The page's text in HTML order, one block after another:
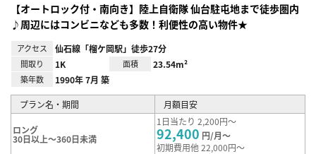
【オートロック付・南向き】陸上自衛隊 仙台駐屯地まで徒歩圏内
♪周辺にはコンビニなども多数！利便性の高い物件★
アクセス 仙石線「榴ケ岡駅」徒歩27分
間取り 1K 面積 23.54m²
築年数 1990年 7月 築
プラン名・期間 月額目安
ロング
30日以上～360日未満
1日当たり 2,200円～
92,400 円/月～
初期費用他 22,000円～